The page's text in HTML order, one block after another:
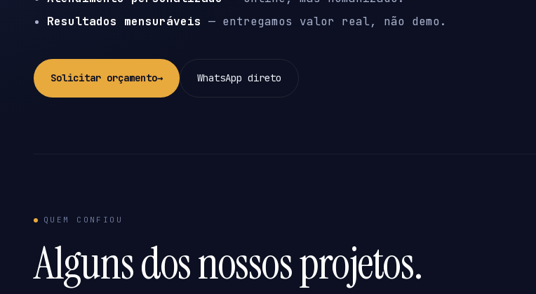
Resultados mensuráveis — entregamos valor real, não demo.
Solicitar orçamento→ WhatsApp direto
QUEM CONFIOU
Alguns dos nossos projetos.